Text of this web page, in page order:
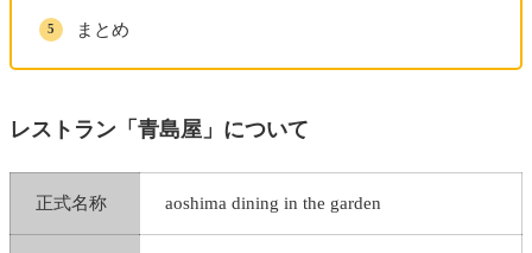
宮崎育成牧場を散策
崎）
DAY６
ホテル内フィットネス「The Ocean Club」を再
まとめ
レストラン「青島屋」について
正式名称 aoshima dining in the garden